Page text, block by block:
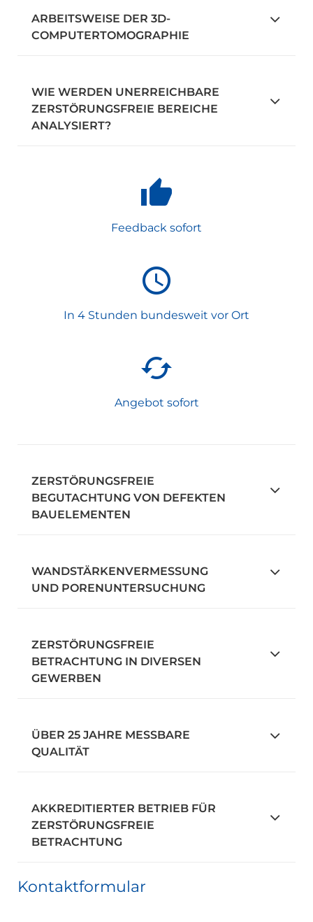
ARBEITSWEISE DER 3D-
COMPUTERTOMOGRAPHIE
WIE WERDEN UNERREICHBARE
ZERSTÖRUNGSFREIE BEREICHE
ANALYSIERT?
Feedback sofort
In 4 Stunden bundesweit vor Ort
Angebot sofort
ZERSTÖRUNGSFREIE
BEGUTACHTUNG VON DEFEKTEN
BAUELEMENTEN
WANDSTÄRKENVERMESSUNG
UND PORENUNTERSUCHUNG
ZERSTÖRUNGSFREIE
BETRACHTUNG IN DIVERSEN
GEWERBEN
ÜBER 25 JAHRE MESSBARE
QUALITÄT
AKKREDITIERTER BETRIEB FÜR
ZERSTÖRUNGSFREIE
BETRACHTUNG
Kontaktformular